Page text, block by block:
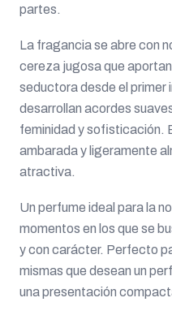
partes.
La fragancia se abre con
cereza jugosa que
seductora desde el primer
desarrollan acordes
feminidad y sofisticación.
ambarada y ligeramente
atractiva.
Un perfume ideal para la
momentos en los que se
y con carácter. Perfecto
mismas que desean un
una presentación